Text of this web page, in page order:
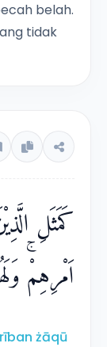
belah.
tidak
كَمَثَلِ
اَمْرِهِمْۚ
żāqū